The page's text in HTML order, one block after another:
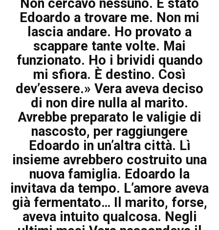
Non cercavo nessuno. È stato
Edoardo a trovare me. Non mi
lascia andare. Ho provato a
scappare tante volte. Mai
funzionato. Ho i brividi quando
mi sfiora. È destino. Così
dev’essere.» Vera aveva deciso
di non dire nulla al marito.
Avrebbe preparato le valigie di
nascosto, per raggiungere
Edoardo in un’altra città. Lì
insieme avrebbero costruito una
nuova famiglia. Edoardo la
invitava da tempo. L’amore aveva
già fermentato… Il marito, forse,
aveva intuito qualcosa. Negli